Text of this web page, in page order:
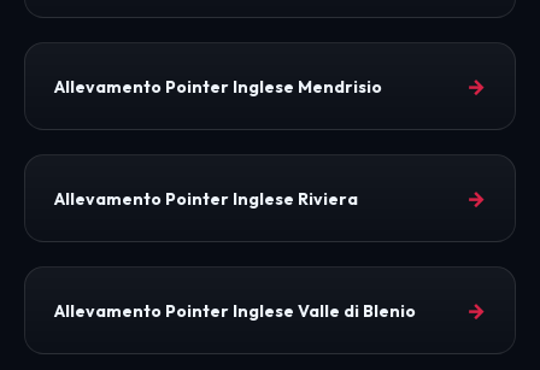
Allevamento Pointer Inglese Mendrisio →
Allevamento Pointer Inglese Riviera →
Allevamento Pointer Inglese Valle di Blenio →